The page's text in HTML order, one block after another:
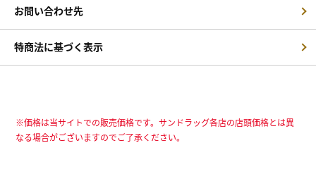
お問い合わせ先
特商法に基づく表示
※価格は当サイトでの販売価格です。サンドラッグ各店の店頭価格とは異
なる場合がございますのでご了承ください。